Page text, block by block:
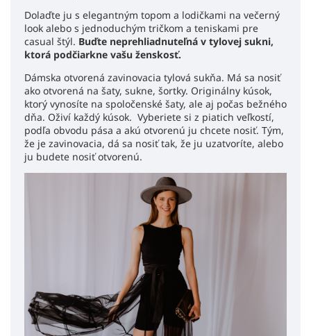
Dolaďte ju s elegantným topom a lodičkami na večerný
look alebo s jednoduchým tričkom a teniskami pre
casual štýl. Buďte neprehliadnuteľná v tylovej sukni,
ktorá podčiarkne vašu ženskosť.
Dámska otvorená zavinovacia tylová sukňa. Má sa nosiť
ako otvorená na šaty, sukne, šortky. Originálny kúsok,
ktorý vynosíte na spoločenské šaty, ale aj počas bežného
dňa. Oživí každý kúsok. Vyberiete si z piatich veľkostí,
podľa obvodu pása a akú otvorenú ju chcete nosiť. Tým,
že je zavinovacia, dá sa nosiť tak, že ju uzatvoríte, alebo
ju budete nosiť otvorenú.